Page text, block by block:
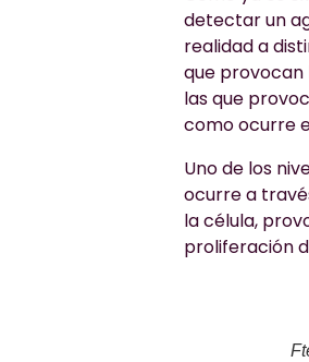
detectar un
realidad a
que provocan
las que
como ocurre
Uno de los
ocurre a
la célula,
proliferación